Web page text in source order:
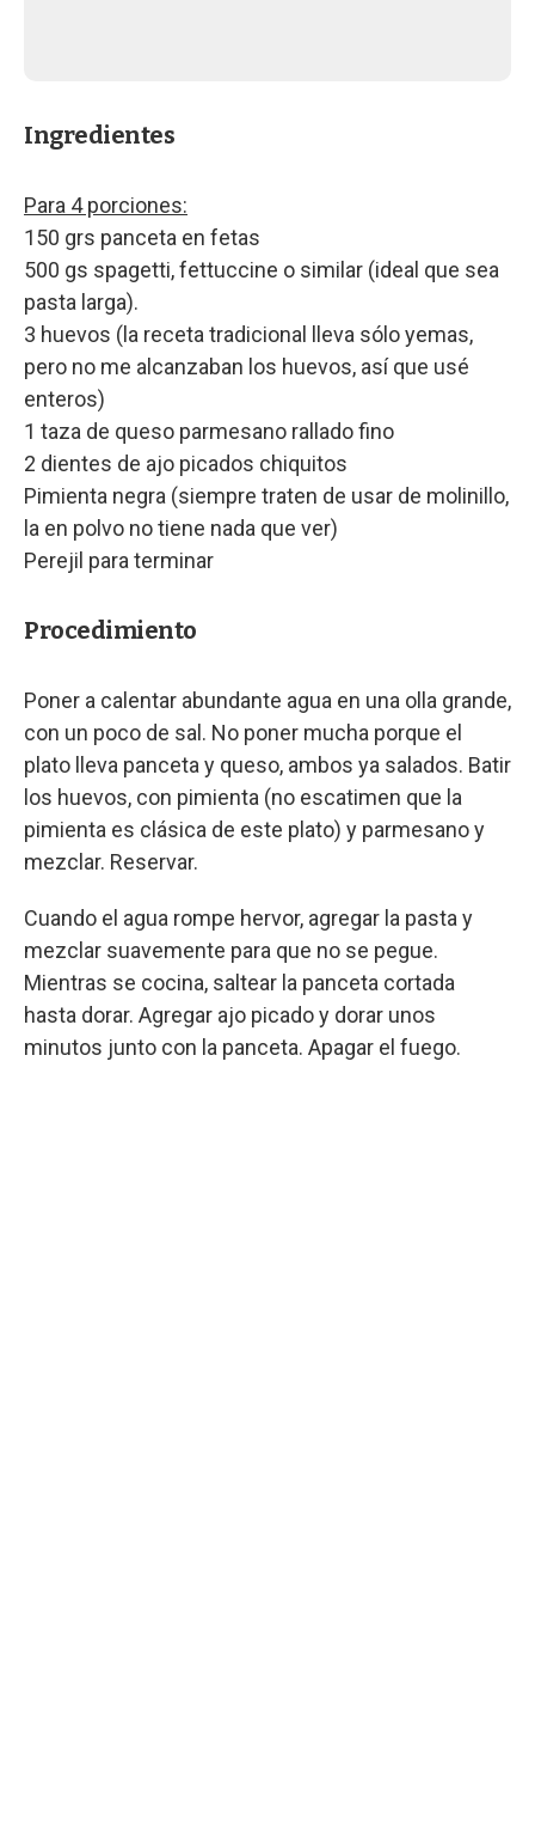
Ingredientes
Para 4 porciones:
150 grs panceta en fetas
500 gs spagetti, fettuccine o similar (ideal que sea
pasta larga).
3 huevos (la receta tradicional lleva sólo yemas,
pero no me alcanzaban los huevos, así que usé
enteros)
1 taza de queso parmesano rallado fino
2 dientes de ajo picados chiquitos
Pimienta negra (siempre traten de usar de molinillo,
la en polvo no tiene nada que ver)
Perejil para terminar
Procedimiento
Poner a calentar abundante agua en una olla grande,
con un poco de sal. No poner mucha porque el
plato lleva panceta y queso, ambos ya salados. Batir
los huevos, con pimienta (no escatimen que la
pimienta es clásica de este plato) y parmesano y
mezclar. Reservar.
Cuando el agua rompe hervor, agregar la pasta y
mezclar suavemente para que no se pegue.
Mientras se cocina, saltear la panceta cortada
hasta dorar. Agregar ajo picado y dorar unos
minutos junto con la panceta. Apagar el fuego.